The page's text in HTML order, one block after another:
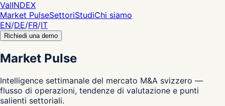
ValINDEX
Market PulseSettoriStudiChi siamo
EN/DE/FR/IT
Richiedi una demo
Market Pulse
Intelligence settimanale del mercato M&A svizzero —
flusso di operazioni, tendenze di valutazione e punti
salienti settoriali.